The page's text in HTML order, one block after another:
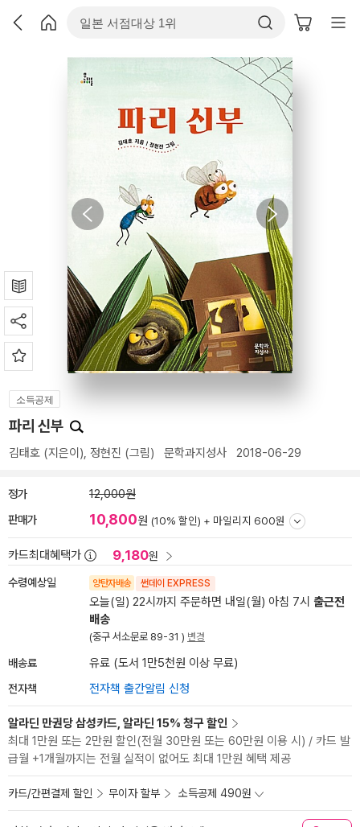
소득공제
파리 신부
김태호 (지은이), 정현진 (그림) 문학과지성사 2018-06-29
정가 12,000원
판매가 10,800원 (10% 할인) + 마일리지 600원
카드최대혜택가 9,180원
수령예상일 양탄자배송 썬데이 EXPRESS
오늘(일) 22시까지 주문하면 내일(월) 아침 7시 출근전
배송
(중구 서소문로 89-31 ) 변경
배송료 유료 (도서 1만5천원 이상 무료)
전자책 전자책 출간알림 신청
알라딘 만권당 삼성카드, 알라딘 15% 청구 할인
최대 1만원 또는 2만원 할인(전월 30만원 또는 60만원 이용 시) / 카드 발
급월 +1개월까지는 전월 실적이 없어도 최대 1만원 혜택 제공
카드/간편결제 할인 무이자 할부 소득공제 490원